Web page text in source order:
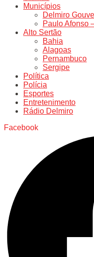
Municípios
Delmiro
Paulo Afonso
Alto Sertão
Bahia
Alagoas
Pernambuco
Sergipe
Política
Polícia
Esportes
Entretenimento
Rádio Delmiro
Facebook